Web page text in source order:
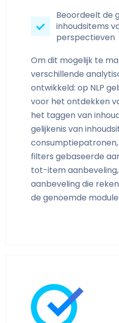
Beoordeelt de
inhoudsitems
perspectieven
Om dit mogelijk te
verschillende
ontwikkeld: op NLP
voor het ontdekken
het taggen van
gelijkenis van
filters gebaseerde
tot-item
aanbeveling die
de genoemde